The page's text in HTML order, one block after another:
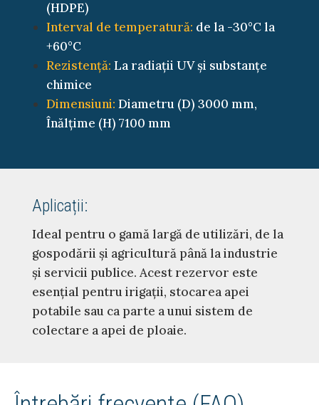
(HDPE)
Interval de temperatură: de la -30°C la
+60°C
Rezistență: La radiații UV și substanțe
chimice
Dimensiuni: Diametru (D) 3000 mm,
Înălțime (H) 7100 mm
Aplicații:
Ideal pentru o gamă largă de utilizări, de la
gospodării și agricultură până la industrie
și servicii publice. Acest rezervor este
esențial pentru irigații, stocarea apei
potabile sau ca parte a unui sistem de
colectare a apei de ploaie.